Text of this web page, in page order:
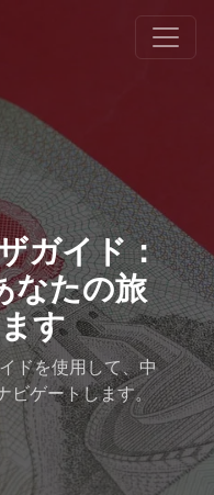
ガイド：
なたの旅
す
ドを使用して、中
ビゲートします。